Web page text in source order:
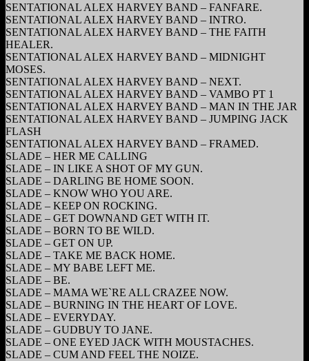
SENTATIONAL ALEX HARVEY BAND – FANFARE.
SENTATIONAL ALEX HARVEY BAND – INTRO.
SENTATIONAL ALEX HARVEY BAND – THE FAITH
HEALER.
SENTATIONAL ALEX HARVEY BAND – MIDNIGHT
MOSES.
SENTATIONAL ALEX HARVEY BAND – NEXT.
SENTATIONAL ALEX HARVEY BAND – VAMBO PT 1
SENTATIONAL ALEX HARVEY BAND – MAN IN THE JAR
SENTATIONAL ALEX HARVEY BAND – JUMPING JACK
FLASH
SENTATIONAL ALEX HARVEY BAND – FRAMED.
SLADE – HER ME CALLING
SLADE – IN LIKE A SHOT OF MY GUN.
SLADE – DARLING BE HOME SOON.
SLADE – KNOW WHO YOU ARE.
SLADE – KEEP ON ROCKING.
SLADE – GET DOWNAND GET WITH IT.
SLADE – BORN TO BE WILD.
SLADE – GET ON UP.
SLADE – TAKE ME BACK HOME.
SLADE – MY BABE LEFT ME.
SLADE – BE.
SLADE – MAMA WE`RE ALL CRAZEE NOW.
SLADE – BURNING IN THE HEART OF LOVE.
SLADE – EVERYDAY.
SLADE – GUDBUY TO JANE.
SLADE – ONE EYED JACK WITH MOUSTACHES.
SLADE – CUM AND FEEL THE NOIZE.